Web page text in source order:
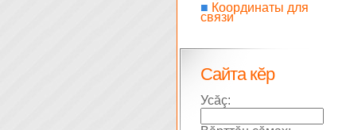
■ Координаты для
связи
Сайта кĕр
Усăç: